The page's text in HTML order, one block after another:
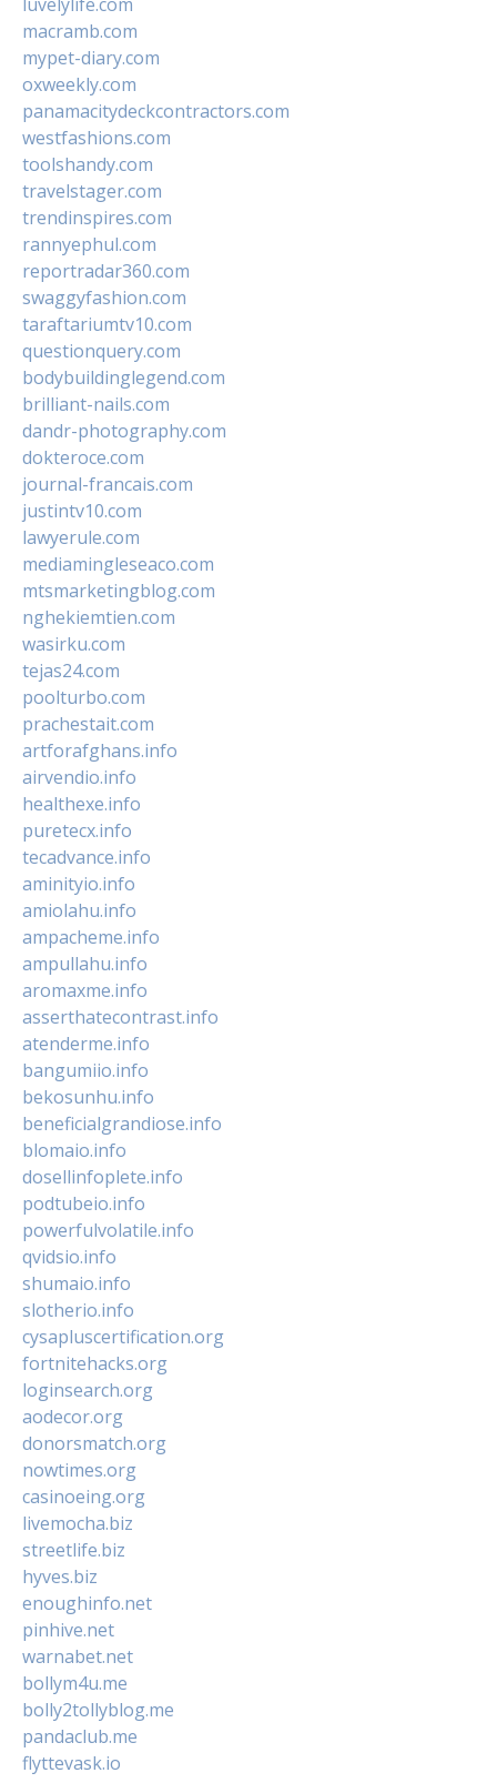
macramb.com
mypet-diary.com
oxweekly.com
panamacitydeckcontractors.com
westfashions.com
toolshandy.com
travelstager.com
trendinspires.com
rannyephul.com
reportradar360.com
swaggyfashion.com
taraftariumtv10.com
questionquery.com
bodybuildinglegend.com
brilliant-nails.com
dandr-photography.com
dokteroce.com
journal-francais.com
justintv10.com
lawyerule.com
mediamingleseaco.com
mtsmarketingblog.com
nghekiemtien.com
wasirku.com
tejas24.com
poolturbo.com
prachestait.com
artforafghans.info
airvendio.info
healthexe.info
puretecx.info
tecadvance.info
aminityio.info
amiolahu.info
ampacheme.info
ampullahu.info
aromaxme.info
asserthatecontrast.info
atenderme.info
bangumiio.info
bekosunhu.info
beneficialgrandiose.info
blomaio.info
dosellinfoplete.info
podtubeio.info
powerfulvolatile.info
qvidsio.info
shumaio.info
slotherio.info
cysapluscertification.org
fortnitehacks.org
loginsearch.org
aodecor.org
donorsmatch.org
nowtimes.org
casinoeing.org
livemocha.biz
streetlife.biz
hyves.biz
enoughinfo.net
pinhive.net
warnabet.net
bollym4u.me
bolly2tollyblog.me
pandaclub.me
flyttevask.io